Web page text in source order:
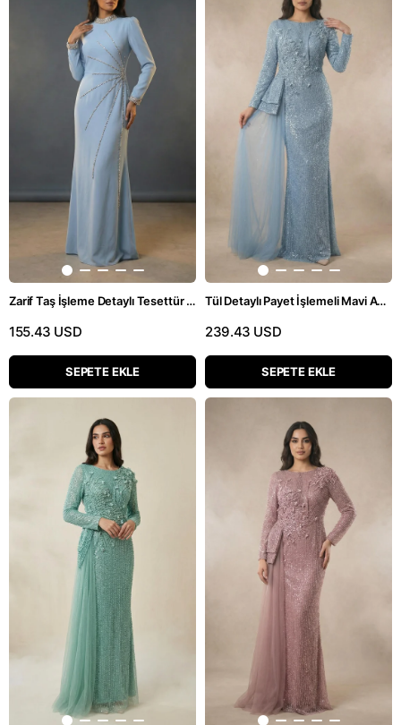
Zarif Taş İşleme Detaylı Tesettür Mavi Uzun Elbise
155.43 USD
SEPETE EKLE
Tül Detaylı Payet İşlemeli Mavi Abiye Elbise
239.43 USD
SEPETE EKLE